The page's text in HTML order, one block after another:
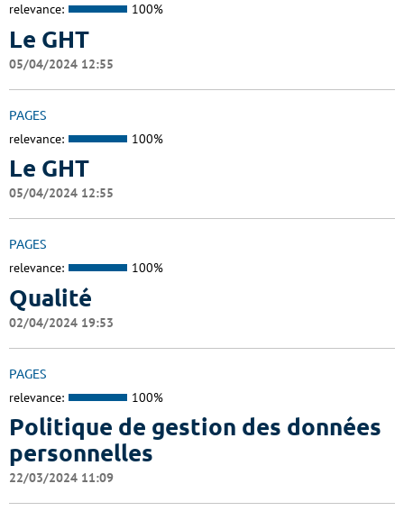
relevance: 100%
Le GHT
05/04/2024 12:55
PAGES
relevance: 100%
Le GHT
05/04/2024 12:55
PAGES
relevance: 100%
Qualité
02/04/2024 19:53
PAGES
relevance: 100%
Politique de gestion des données
personnelles
22/03/2024 11:09